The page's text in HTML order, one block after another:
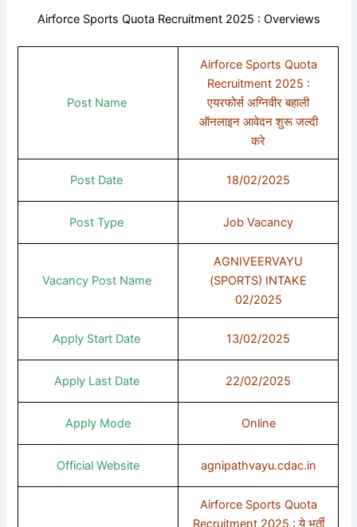
Airforce Sports Quota Recruitment 2025 : Overviews
Post Name
Airforce Sports Quota
Recruitment 2025 :
एयरफोर्स अग्निवीर बहाली
ऑनलाइन आवेदन शुरू जल्दी
करे
Post Date 18/02/2025
Post Type Job Vacancy
Vacancy Post Name
AGNIVEERVAYU
(SPORTS) INTAKE
02/2025
Apply Start Date 13/02/2025
Apply Last Date 22/02/2025
Apply Mode Online
Official Website agnipathvayu.cdac.in
Airforce Sports Quota
Recruitment 2025 : ये भर्ती